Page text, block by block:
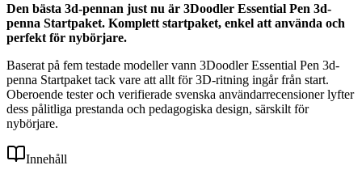
Den bästa 3d-pennan just nu är 3Doodler Essential Pen 3d-
penna Startpaket. Komplett startpaket, enkel att använda och
perfekt för nybörjare.
Baserat på fem testade modeller vann 3Doodler Essential Pen 3d-
penna Startpaket tack vare att allt för 3D-ritning ingår från start.
Oberoende tester och verifierade svenska användarrecensioner lyfter
dess pålitliga prestanda och pedagogiska design, särskilt för
nybörjare.
Innehåll